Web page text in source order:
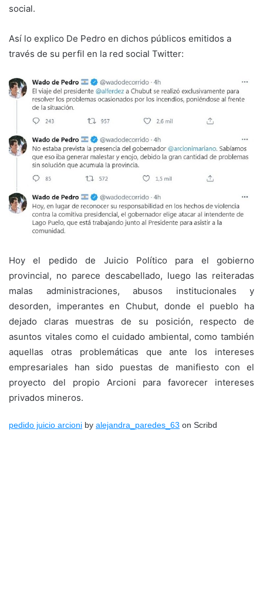
social.
Así lo explico De Pedro en dichos públicos emitidos a
través de su perfil en la red social Twitter:
Hoy el pedido de Juicio Político para el gobierno
provincial, no parece descabellado, luego las reiteradas
malas administraciones, abusos institucionales y
desorden, imperantes en Chubut, donde el pueblo ha
dejado claras muestras de su posición, respecto de
asuntos vitales como el cuidado ambiental, como también
aquellas otras problemáticas que ante los intereses
empresariales han sido puestas de manifiesto con el
proyecto del propio Arcioni para favorecer intereses
privados mineros.
pedido juicio arcioni by alejandra_paredes_63 on Scribd